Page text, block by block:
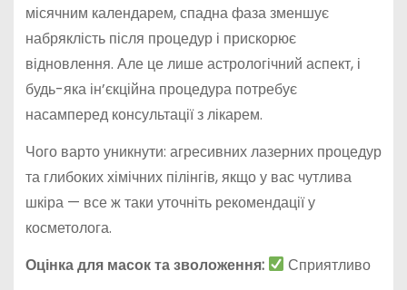
місячним календарем, спадна фаза зменшує
набряклість після процедур і прискорює
відновлення. Але це лише астрологічний аспект, і
будь-яка ін’єкційна процедура потребує
насамперед консультації з лікарем.
Чого варто уникнути: агресивних лазерних процедур
та глибоких хімічних пілінгів, якщо у вас чутлива
шкіра — все ж таки уточніть рекомендації у
косметолога.
Оцінка для масок та зволоження:
Сприятливо